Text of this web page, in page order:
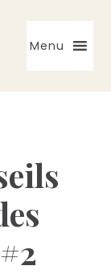
Menu